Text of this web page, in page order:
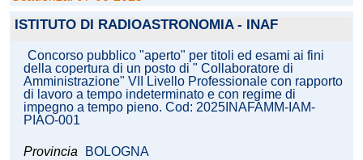
ISTITUTO DI RADIOASTRONOMIA - INAF
Concorso pubblico "aperto" per titoli ed esami ai fini
della copertura di un posto di " Collaboratore di
Amministrazione" VII Livello Professionale con rapporto
di lavoro a tempo indeterminato e con regime di
impegno a tempo pieno. Cod: 2025INAFAMM-IAM-
PIAO-001
Provincia BOLOGNA